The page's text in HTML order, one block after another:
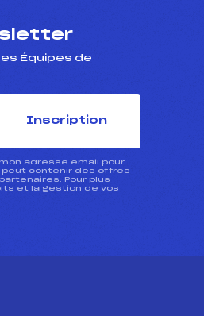
Équipes de
Inscription
mon adresse email pour
peut contenir des offres
Pour plus
et la gestion de vos